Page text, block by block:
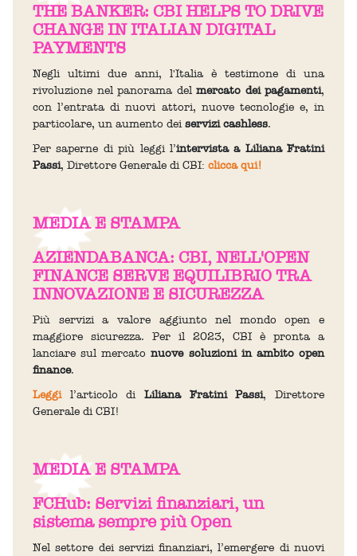
THE BANKER: CBI HELPS TO DRIVE
CHANGE IN ITALIAN DIGITAL
PAYMENTS
Negli ultimi due anni, l'Italia è testimone di una
rivoluzione nel panorama del mercato dei pagamenti,
con l’entrata di nuovi attori, nuove tecnologie e, in
particolare, un aumento deiservizi cashless.
Per saperne di più leggi l’intervista a Liliana Fratini
Passi, Direttore Generale di CBI: clicca qui!
MEDIA E STAMPA
AZIENDABANCA: CBI, NELL'OPEN
FINANCE SERVE EQUILIBRIO TRA
INNOVAZIONE E SICUREZZA
Più servizi a valore aggiunto nel mondo open e
maggiore sicurezza. Per il 2023, CBI è pronta a
lanciare sul mercatonuove soluzioni in ambito open
finance.
Leggil’articolo di Liliana Fratini Passi, Direttore
Generale di CBI!
MEDIA E STAMPA
FCHub: Servizi finanziari, un
sistema sempre più Open
Nel settore dei servizi finanziari, l’emergere di nuovi